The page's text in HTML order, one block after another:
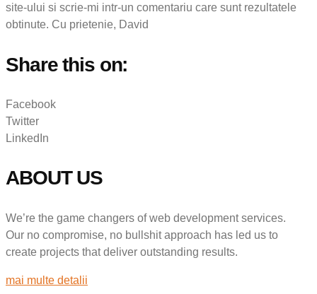
site-ului si scrie-mi intr-un comentariu care sunt rezultatele
obtinute. Cu prietenie, David
Share this on:
Facebook
Twitter
LinkedIn
ABOUT US
We’re the game changers of web development services.
Our no compromise, no bullshit approach has led us to
create projects that deliver outstanding results.
mai multe detalii